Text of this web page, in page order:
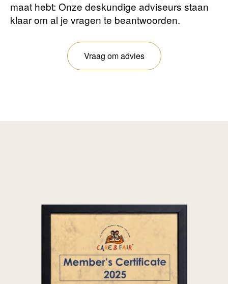
maat hebt: Onze deskundige adviseurs staan ​​
klaar om al je vragen te beantwoorden.
Vraag om advies